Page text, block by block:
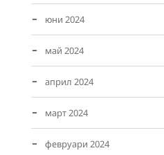
юни 2024
май 2024
април 2024
март 2024
февруари 2024